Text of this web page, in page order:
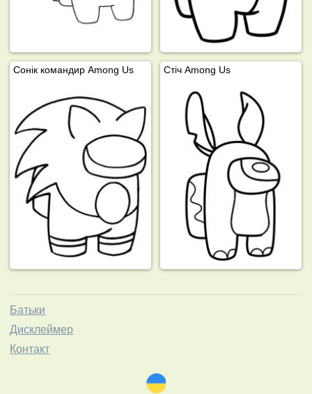
Сонік командир Among Us Стіч Among Us
Батьки
Дисклеймер
Контакт